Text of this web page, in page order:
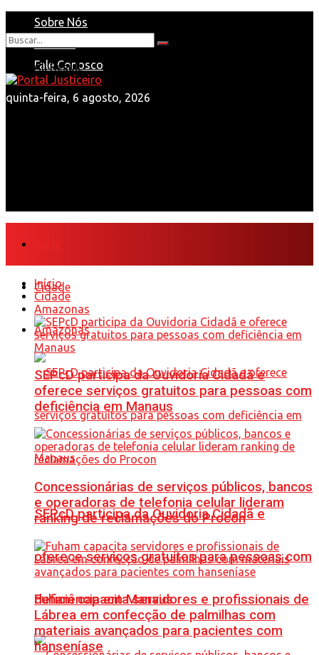
Sobre Nós
Anuncie
Fale Conosco
quinta-feira, 6 agosto, 2026
View All Result
Cidade
Amazonas
SEPcD participa da Ouvidoria Cidadã e
oferece serviços gratuitos para pessoas com
deficiência em Manaus
Início
Cidade
Amazonas
SEPcD participa da Ouvidoria Cidadã e
oferece serviços gratuitos para pessoas com
deficiência em Manaus
Concessionárias de serviços públicos, bancos
e operadoras de telefonia celular lideram
ranking de reclamações do Procon
Fuham capacita servidores e profissionais de
Lábrea em confecção de palmilhas com
materiais avançados para pacientes com
hanseníase